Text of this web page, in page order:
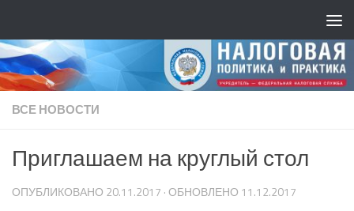
ВСЕ НОВОСТИ
Приглашаем на круглый стол
ОПУБЛИКОВАНО 20.11.2017 · ОБНОВЛЕНО 11.12.2017